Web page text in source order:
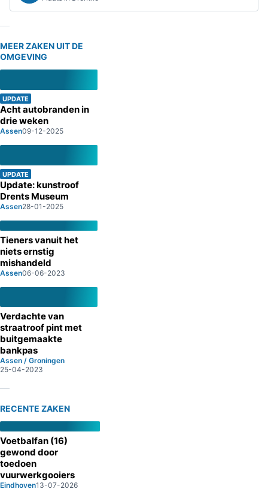
MEER ZAKEN UIT DE
OMGEVING
UPDATE
Acht autobranden in
drie weken
Assen09-12-2025
UPDATE
Update: kunstroof
Drents Museum
Assen28-01-2025
Tieners vanuit het
niets ernstig
mishandeld
Assen06-06-2023
Verdachte van
straatroof pint met
buitgemaakte
bankpas
Assen / Groningen
25-04-2023
RECENTE ZAKEN
Voetbalfan (16)
gewond door
toedoen
vuurwerkgooiers
Eindhoven13-07-2026